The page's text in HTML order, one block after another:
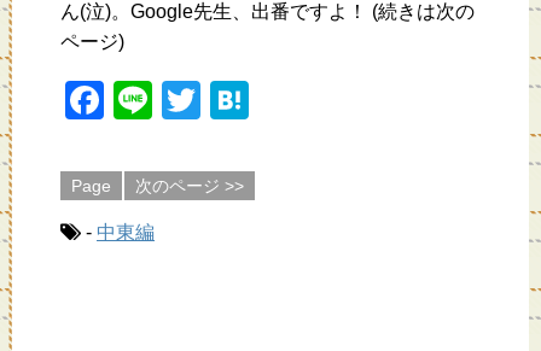
ん(泣)。Google先生、出番ですよ！ (続きは次の
ページ)
F
c
e
b
Li
e
T
tt
e
Page 次のページ >>
- 中東編